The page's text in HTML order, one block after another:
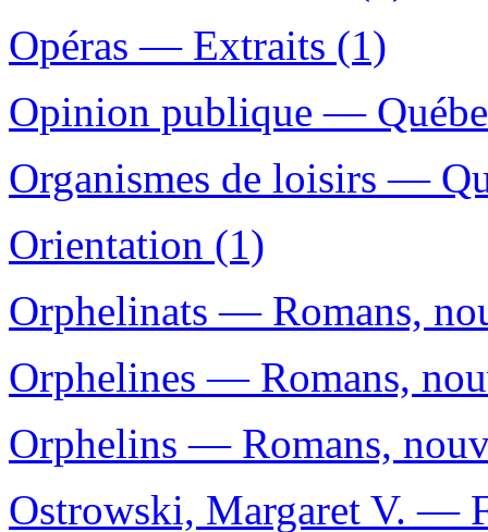
Opéras — Extraits (1)
Opinion publique —
Organismes de loisirs —
Orientation (1)
Orphelinats — Romans,
Orphelines — Romans,
Orphelins — Romans,
Ostrowski, Margaret V. —